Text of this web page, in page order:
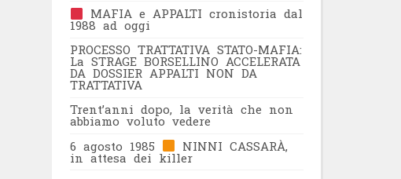
MAFIA e APPALTI cronistoria dal
1988 ad oggi
PROCESSO TRATTATIVA STATO-MAFIA:
La STRAGE BORSELLINO ACCELERATA
DA DOSSIER APPALTI NON DA
TRATTATIVA
Trent’anni dopo, la verità che non
abbiamo voluto vedere
6 agosto 1985
NINNI CASSARÀ,
in attesa dei killer